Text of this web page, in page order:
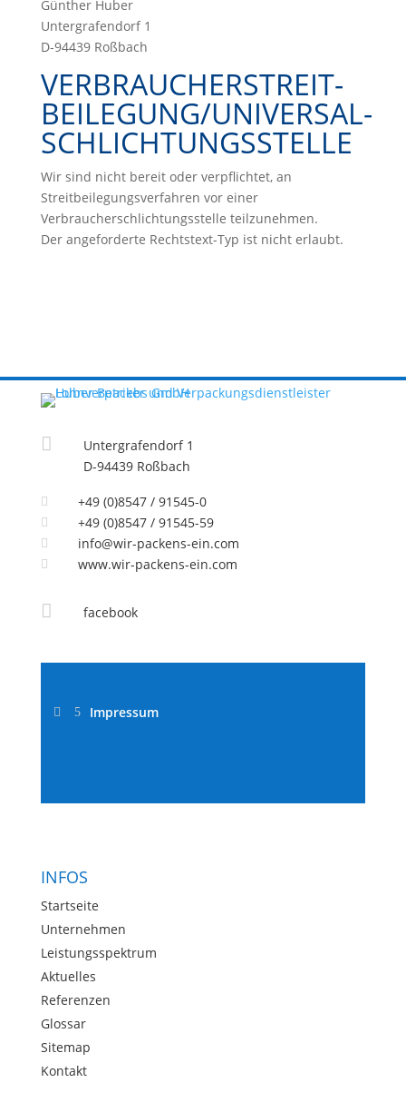
Günther Huber
Untergrafendorf 1
D-94439 Roßbach
VERBRAUCHER­STREIT­
BEILEGUNG/UNIVERSAL­
SCHLICHTUNGS­STELLE
Wir sind nicht bereit oder verpflichtet, an
Streitbeilegungsverfahren vor einer
Verbraucherschlichtungsstelle teilzunehmen.
Der angeforderte Rechtstext-Typ ist nicht erlaubt.

Untergrafendorf 1
D-94439 Roßbach
 +49 (0)8547 / 91545-0
 +49 (0)8547 / 91545-59
 info@wir-packens-ein.com
 www.wir-packens-ein.com
 facebook
 5 Impressum
INFOS
Startseite
Unternehmen
Leistungsspektrum
Aktuelles
Referenzen
Glossar
Sitemap
Kontakt